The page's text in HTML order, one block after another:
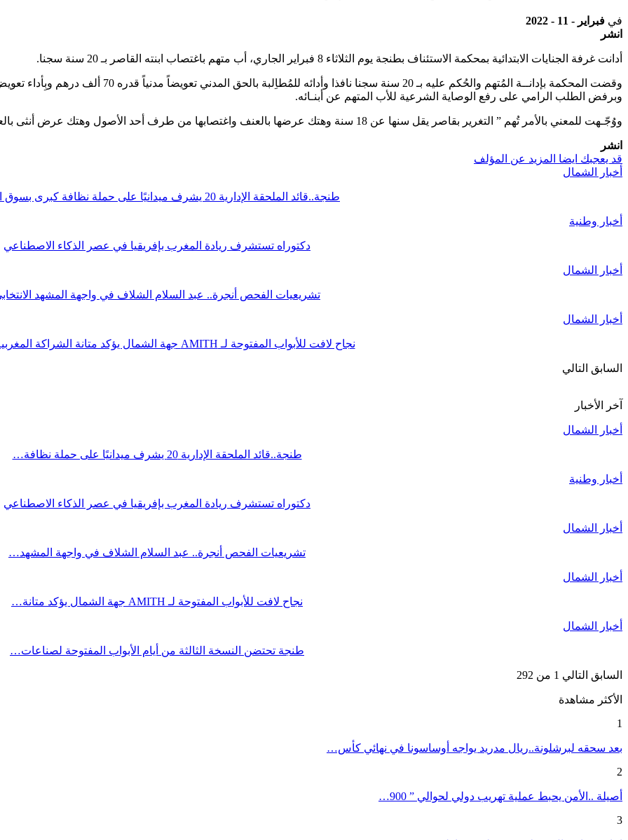
في فبراير - 11 - 2022
انشر
أدانت غرفة الجنايات الابتدائية بمحكمة الاستئناف بطنجة يوم الثلاثاء 8 فبراير الجاري، أب متهم باغتصاب ابنته القاصر بـ 20 سنة سجنا.
وقضت المحكمة بإدانــة المُتهم والحُكم عليه بـ
وبرفض الطلب الرامي على رفع الوصاية الشرعية للأب المتهم عن أبنـائه.
ووُجّـهت للمعني بالأمر تُهم ” التغرير بقاصر يقل سنها عن 18 سنة وهتك عرضها بالعنف واغتصابها من طرف أحد الأصول وهتك عرض أنثى بالعنف “، حيث توبع في حالة اعتقال.
انشر
قد يعجبك ايضا المزيد عن المؤلف
أخبار الشمال
طنجة..قائد الملحقة الإدارية 20 يشرف ميدانيًا على حملة نظافة كبرى بسوق الوردة
أخبار وطنية
دكتوراه تستشرف ريادة المغرب بإفريقيا في عصر الذكاء الاصطناعي
أخبار الشمال
تشريعيات الفحص أنجرة.. عبد السلام الشلاف في واجهة المشهد
أخبار الشمال
نجاح لافت للأبواب المفتوحة لـ AMITH جهة الشمال يؤكد متانة الشراكة المغربية الصينية
السابق التالي
آخر الأخبار
أخبار الشمال
طنجة..قائد الملحقة الإدارية 20 يشرف ميدانيًا على حملة نظافة…
أخبار وطنية
دكتوراه تستشرف ريادة المغرب بإفريقيا في عصر الذكاء الاصطناعي
أخبار الشمال
تشريعيات الفحص أنجرة.. عبد السلام الشلاف في واجهة المشهد…
أخبار الشمال
نجاح لافت للأبواب المفتوحة لـ AMITH جهة الشمال يؤكد متانة…
أخبار الشمال
طنجة تحتضن النسخة الثالثة من أيام الأبواب المفتوحة لصناعات…
السابق التالي 1 من 292
الأكثر مشاهدة
1
بعد سحقه لبرشلونة..ريال مدريد يواجه أوساسونا في نهائي كأس…
2
أصيلة ..الأمن يحبط عملية تهريب دولي لحوالي ” 900…
3